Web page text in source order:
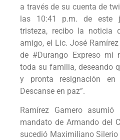
a través de su cuenta de
las 10:41 p.m. de este
tristeza, recibo la noticia
amigo, el Lic. José
de #Durango Expreso mi
toda su familia, deseando
y pronta resignación en
Descanse en paz”.
Ramírez Gamero
mandato de Armando del
sucedió Maximiliano